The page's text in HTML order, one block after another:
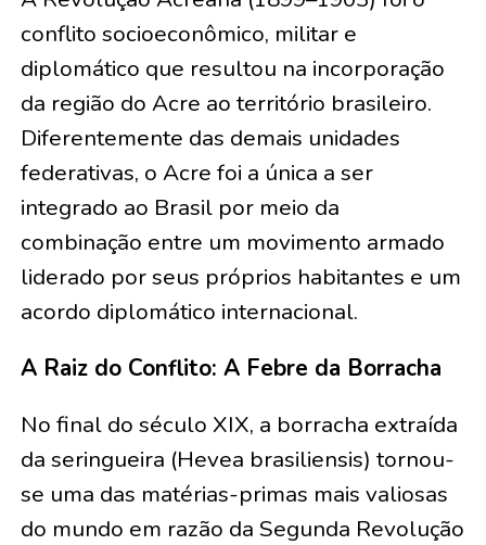
conflito socioeconômico, militar e
diplomático que resultou na incorporação
da região do Acre ao território brasileiro.
Diferentemente das demais unidades
federativas, o Acre foi a única a ser
integrado ao Brasil por meio da
combinação entre um movimento armado
liderado por seus próprios habitantes e um
acordo diplomático internacional.
A Raiz do Conflito: A Febre da Borracha
No final do século XIX, a borracha extraída
da seringueira (Hevea brasiliensis) tornou-
se uma das matérias-primas mais valiosas
do mundo em razão da Segunda Revolução